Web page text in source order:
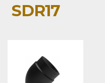
SDR17